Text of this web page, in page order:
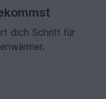
dich Schritt für